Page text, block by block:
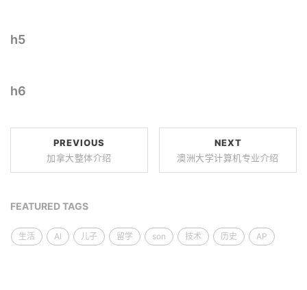
h5
h6
PREVIOUS
加拿大整体介绍
NEXT
澳洲大学计算机专业介绍
FEATURED TAGS
生活 AI 儿子 留学 son 技术 历史 AP